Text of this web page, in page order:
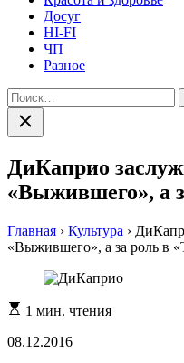
Досуг
HI-FI
ЧП
Разное
Найти:
Закрыть
поиск
ДиКаприо
«Выжившего», а
Главная › Культура ›
«Выжившего», а за роль в
Расчетное
чтения
1 мин. чтения
08.12.2016